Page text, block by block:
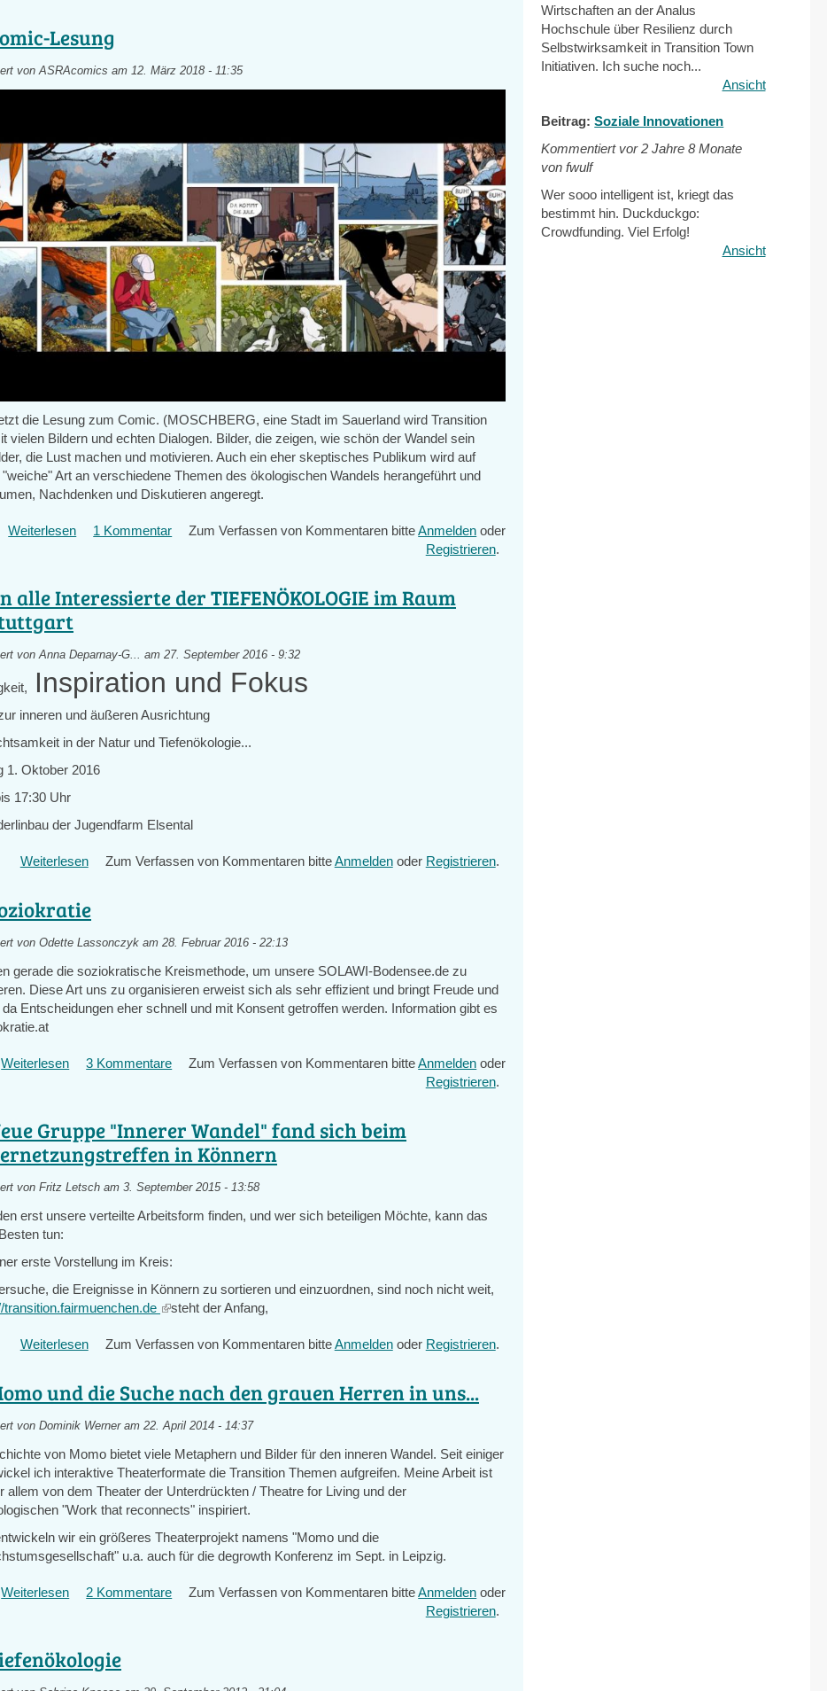
Gruppe
Lesung
vonASRAcomics am 12. März 2018 - 11:35
die Lesung zum Comic. (MOSCHBERG, eine Stadt im Sauerland wird Transition
vielen Bildern und echten Dialogen. Bilder, die zeigen, wie schön der Wandel sein
die Lust machen und motivieren. Auch ein eher skeptisches Publikum wird auf
Art an verschiedene Themen des ökologischen Wandels herangeführt und
Nachdenken und Diskutieren angeregt.
Weiterlesen über1 Kommentar Zum Verfassen von Kommentaren bitteAnmelden oder
Registrieren.
alle Interessierte der TIEFENÖKOLOGIE im Raum
vonAnna Deparnay-G... am 27. September 2016 - 9:32
Inspiration und Fokus
inneren und äußeren Ausrichtung
in der Natur und Tiefenökologie...
1. Oktober 2016
17:30 Uhr
der Jugendfarm Elsental
Weiterlesenüber
Interessierte
TIEFENÖKOLOGIE
im
Raum
Stuttgart
Zum Verfassen von Kommentaren bitteAnmeldenoder Registrieren.
vonOdette Lassonczyk am 28. Februar 2016 - 22:13
gerade die soziokratische Kreismethode, um unsere SOLAWI-Bodensee.de zu
Diese Art uns zu organisieren erweist sich als sehr effizient und bringt Freude und
da Entscheidungen eher schnell und mit Konsent getroffen werden. Information gibt es
Weiterlesen über3 Kommentare Zum Verfassen von Kommentaren bitteAnmelden oder
Registrieren.
Gruppe "Innerer Wandel" fand sich beim
in Könnern
vonFritz Letsch am 3. September 2015 - 13:58
erst unsere verteilte Arbeitsform finden, und wer sich beteiligen Möchte, kann das
tun:
erste Vorstellung im Kreis:
die Ereignisse in Könnern zu sortieren und einzuordnen, sind noch nicht weit,
transition.fairmuenchen.de (link
external)
steht der Anfang,
Weiterlesenüber
"Innerer
Wandel"
sich
beim
Vernetzungstreffen
in
Könnern
Zum Verfassen von Kommentaren bitteAnmeldenoder Registrieren.
und die Suche nach den grauen Herren in uns...
vonDominik Werneram 22. April 2014 - 14:37
von Momo bietet viele Metaphern und Bilder für den inneren Wandel. Seit einiger
ich interaktive Theaterformate die Transition Themen aufgreifen. Meine Arbeit ist
allem von dem Theater der Unterdrückten / Theatre for Living und der
"Work that reconnects" inspiriert.
wir ein größeres Theaterprojekt namens "Momo und die
u.a. auch für die degrowth Konferenz im Sept. in Leipzig.
Weiterlesen über
Suche
nach
2 Kommentare Zum Verfassen von Kommentaren bitteAnmelden oder
Registrieren.
Wirtschaften an der Analus
Hochschule über Resilienz durch
Selbstwirksamkeit in Transition Town
Initiativen. Ich suche noch...
Ansicht
Beitrag:Soziale Innovationen
Kommentiert vor2 Jahre 8 Monate
von fwulf
Wer sooo intelligent ist, kriegt das
bestimmt hin. Duckduckgo:
Crowdfunding. Viel Erfolg!
Ansicht